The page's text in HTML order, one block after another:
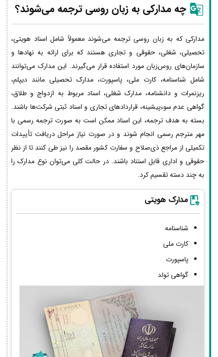
چه مدارکی به زبان روسی ترجمه می‌شوند؟
مدارکی که به زبان روسی ترجمه می‌شوند معمولاً شامل اسناد هویتی،
تحصیلی، شغلی، حقوقی و تجاری هستند که برای ارائه به نهادها و
سازمان‌های روس‌زبان مورد استفاده قرار می‌گیرند. این مدارک می‌توانند
شامل شناسنامه، کارت ملی، پاسپورت، مدارک تحصیلی مانند دیپلم،
ریزنمرات و دانشنامه، مدارک شغلی، اسناد مربوط به ازدواج و طلاق،
گواهی عدم سوءپیشینه، قراردادهای تجاری و اسناد ثبتی شرکت‌ها باشند.
بسته به هدف ترجمه، این اسناد ممکن است به صورت ترجمه رسمی با
مهر مترجم رسمی انجام شوند و در صورت نیاز مراحل دریافت تأییدات
تکمیلی از مراجع ذی‌صلاح و سفارت کشور مقصد را نیز طی کنند تا از نظر
حقوقی و اداری قابل استناد باشند. در حالت کلی می‌توان نوع مدارک را
به چند دسته تقسیم کرد.
مدارک هویتی
شناسنامه
کارت ملی
پاسپورت
گواهی تولد